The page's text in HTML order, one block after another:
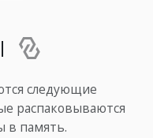
следующие
распаковываются
в память.